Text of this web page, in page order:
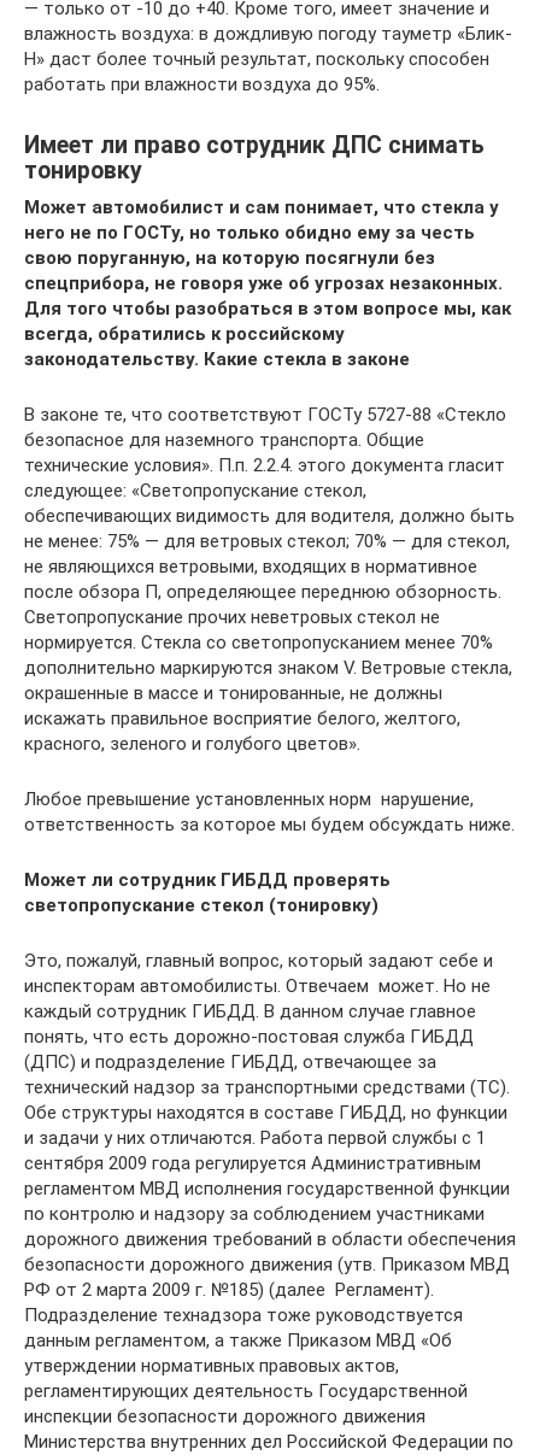
— только от -10 до +40. Кроме того, имеет значение и
влажность воздуха: в дождливую погоду тауметр «Блик-
Н» даст более точный результат, поскольку способен
работать при влажности воздуха до 95%.
Имеет ли право сотрудник ДПС снимать
тонировку
Может автомобилист и сам понимает, что стекла у
него не по ГОСТу, но только обидно ему за честь
свою поруганную, на которую посягнули без
спецприбора, не говоря уже об угрозах незаконных.
Для того чтобы разобраться в этом вопросе мы, как
всегда, обратились к российскому
законодательству. Какие стекла в законе
В законе те, что соответствуют ГОСТу 5727-88 «Стекло
безопасное для наземного транспорта. Общие
технические условия». П.п. 2.2.4. этого документа гласит
следующее: «Светопропускание стекол,
обеспечивающих видимость для водителя, должно быть
не менее: 75% — для ветровых стекол; 70% — для стекол,
не являющихся ветровыми, входящих в нормативное
после обзора П, определяющее переднюю обзорность.
Светопропускание прочих неветровых стекол не
нормируется. Стекла со светопропусканием менее 70%
дополнительно маркируются знаком V. Ветровые стекла,
окрашенные в массе и тонированные, не должны
искажать правильное восприятие белого, желтого,
красного, зеленого и голубого цветов».
Любое превышение установленных норм  нарушение,
ответственность за которое мы будем обсуждать ниже.
Может ли сотрудник ГИБДД проверять
светопропускание стекол (тонировку)
Это, пожалуй, главный вопрос, который задают себе и
инспекторам автомобилисты. Отвечаем  может. Но не
каждый сотрудник ГИБДД. В данном случае главное
понять, что есть дорожно-постовая служба ГИБДД
(ДПС) и подразделение ГИБДД, отвечающее за
технический надзор за транспортными средствами (ТС).
Обе структуры находятся в составе ГИБДД, но функции
и задачи у них отличаются. Работа первой службы с 1
сентября 2009 года регулируется Административным
регламентом МВД исполнения государственной функции
по контролю и надзору за соблюдением участниками
дорожного движения требований в области обеспечения
безопасности дорожного движения (утв. Приказом МВД
РФ от 2 марта 2009 г. №185) (далее  Регламент).
Подразделение технадзора тоже руководствуется
данным регламентом, а также Приказом МВД «Об
утверждении нормативных правовых актов,
регламентирующих деятельность Государственной
инспекции безопасности дорожного движения
Министерства внутренних дел Российской Федерации по